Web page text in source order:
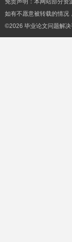
免责声明：本网站部分资
如有不愿意被转载的情况
©2026 毕业论文问题解